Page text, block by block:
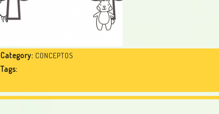
Category: CONCEPTOS
Tags: